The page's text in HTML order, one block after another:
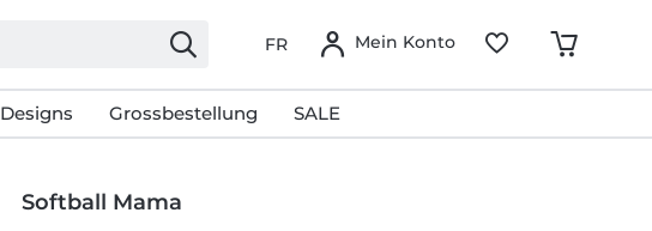
FR Mein Konto
Designs Grossbestellung SALE
Softball Mama